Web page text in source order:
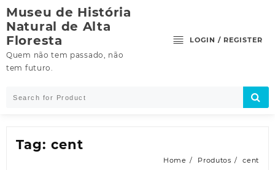
Skip
to
content
Museu de História
Natural de Alta
Floresta
Quem não tem passado, não
tem futuro.
LOGIN / REGISTER
Tag: cent
Home Produtos cent